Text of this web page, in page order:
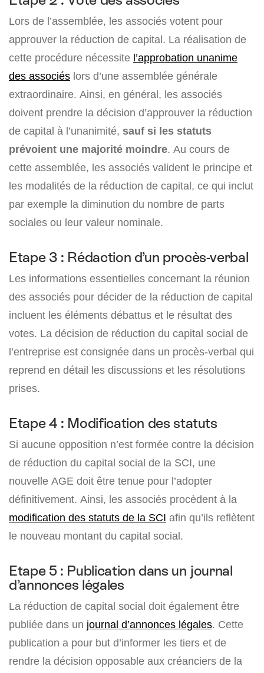
Lors de l’assemblée, les associés votent pour
approuver la réduction de capital. La réalisation de
cette procédure nécessite l’approbation unanime
des associés lors d’une assemblée générale
extraordinaire. Ainsi, en général, les associés
doivent prendre la décision d’approuver la réduction
de capital à l’unanimité, sauf si les statuts
prévoient une majorité moindre. Au cours de
cette assemblée, les associés valident le principe et
les modalités de la réduction de capital, ce qui inclut
par exemple la diminution du nombre de parts
sociales ou leur valeur nominale.
Etape 3 : Rédaction d’un procès-verbal
Les informations essentielles concernant la réunion
des associés pour décider de la réduction de capital
incluent les éléments débattus et le résultat des
votes. La décision de réduction du capital social de
l’entreprise est consignée dans un procès-verbal qui
reprend en détail les discussions et les résolutions
prises.
Etape 4 : Modification des statuts
Si aucune opposition n’est formée contre la décision
de réduction du capital social de la SCI, une
nouvelle AGE doit être tenue pour l’adopter
définitivement. Ainsi, les associés procèdent à la
modification des statuts de la SCI afin qu’ils reflètent
le nouveau montant du capital social.
Etape 5 : Publication dans un journal
d’annonces légales
La réduction de capital social doit également être
publiée dans un journal d’annonces légales. Cette
publication a pour but d’informer les tiers et de
rendre la décision opposable aux créanciers de la